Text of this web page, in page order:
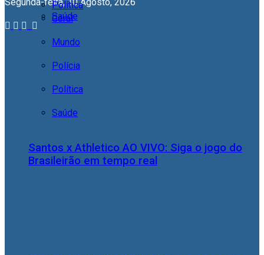
Geral
Mundo
Polícia
Política
Saúde
Política
Saúde
Santos x Athletico AO VIVO: Siga o jogo do
Brasileirão em tempo real